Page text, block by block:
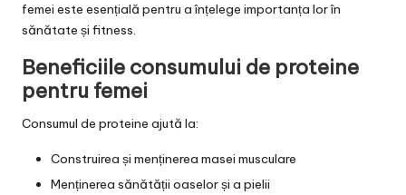
femei este esențială pentru a înțelege importanța lor în
sănătate și fitness.
Beneficiile consumului de proteine
pentru femei
Consumul de proteine ajută la:
Construirea și menținerea masei musculare
Menținerea sănătății oaselor și a pielii